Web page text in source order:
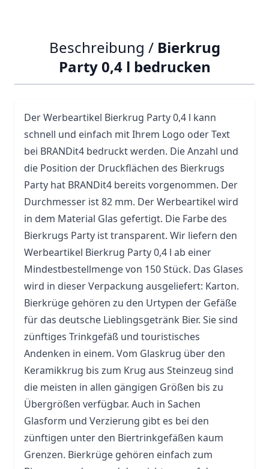
Beschreibung / Bierkrug
Party 0,4 l bedrucken
Der Werbeartikel Bierkrug Party 0,4 l kann
schnell und einfach mit Ihrem Logo oder Text
bei BRANDit4 bedruckt werden. Die Anzahl und
die Position der Druckflächen des Bierkrugs
Party hat BRANDit4 bereits vorgenommen. Der
Durchmesser ist 82 mm. Der Werbeartikel wird
in dem Material Glas gefertigt. Die Farbe des
Bierkrugs Party ist transparent. Wir liefern den
Werbeartikel Bierkrug Party 0,4 l ab einer
Mindestbestellmenge von 150 Stück. Das Glases
wird in dieser Verpackung ausgeliefert: Karton.
Bierkrüge gehören zu den Urtypen der Gefäße
für das deutsche Lieblingsgetränk Bier. Sie sind
zünftiges Trinkgefäß und touristisches
Andenken in einem. Vom Glaskrug über den
Keramikkrug bis zum Krug aus Steinzeug sind
die meisten in allen gängigen Größen bis zu
Übergrößen verfügbar. Auch in Sachen
Glasform und Verzierung gibt es bei den
zünftigen unter den Biertrinkgefäßen kaum
Grenzen. Bierkrüge gehören einfach zum